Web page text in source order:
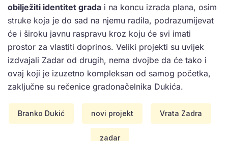
obilježiti identitet grada i na koncu izrada plana, osim
struke koja je do sad na njemu radila, podrazumijevat
će i široku javnu raspravu kroz koju će svi imati
prostor za vlastiti doprinos. Veliki projekti su uvijek
izdvajali Zadar od drugih, nema dvojbe da će tako i
ovaj koji je izuzetno kompleksan od samog početka,
zaključne su rečenice gradonačelnika Dukića.
Branko Dukić novi projekt Vrata Zadra
zadar